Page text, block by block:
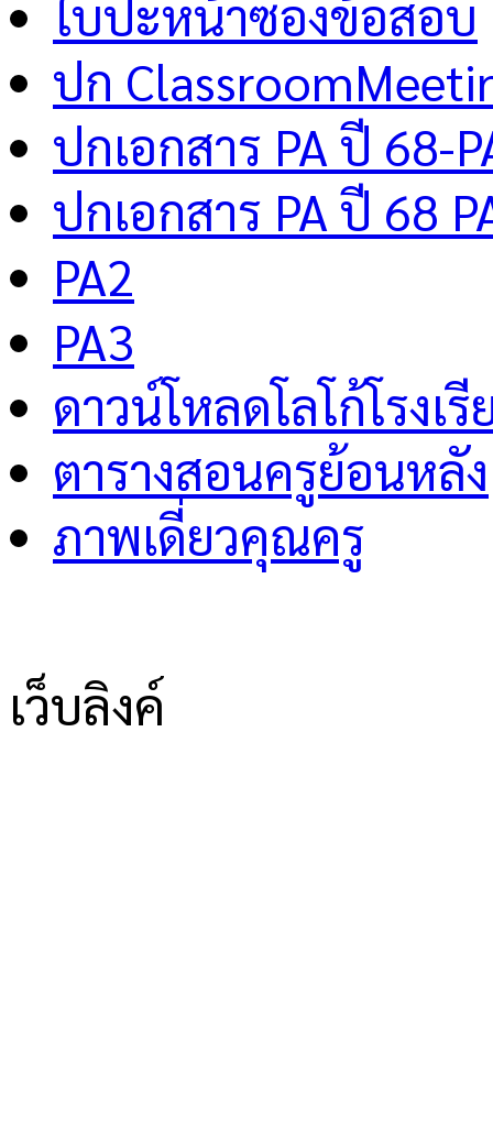
ใบปะหน้าซองข้อสอบ
ปก
ปกเอกสาร PA ปี 68-
ปกเอกสาร PA ปี 68
PA2
PA3
ดาวน์โหลดโลโก้โรงเ
ตารางสอนครูย้อนหลัง
ภาพเดี่ยวคุณครู
เว็บลิงค์